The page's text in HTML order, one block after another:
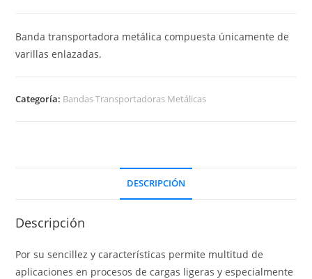
Banda transportadora metálica compuesta únicamente de
varillas enlazadas.
Categoría: Bandas Transportadoras Metálicas
DESCRIPCIÓN
Descripción
Por su sencillez y características permite multitud de
aplicaciones en procesos de cargas ligeras y especialmente